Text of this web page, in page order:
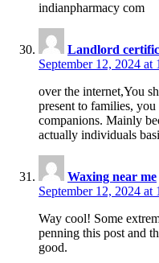
indianpharmacy com
Landlord
September 12, 2024 at
over the internet,You
present to families,
companions. Mainly
actually individuals
Waxing near me
September 12, 2024 at
Way cool! Some
penning this post and
good.